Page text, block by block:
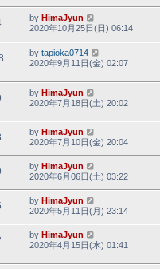
by HimaJyun
2020年10月25日(日) 06:14
by tapioka0714
2020年9月11日(金) 02:07
by HimaJyun
2020年7月18日(土) 20:02
by HimaJyun
2020年7月10日(金) 20:04
by HimaJyun
2020年6月06日(土) 03:22
by HimaJyun
2020年5月11日(月) 23:14
by HimaJyun
2020年4月15日(水) 01:41